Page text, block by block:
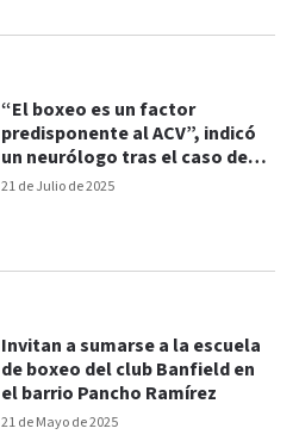
21 de Julio de 2025
“El boxeo es un factor
predisponente al ACV”, indicó
un neurólogo tras el caso de
“Locomotora” Oliveras
21 de Mayo de 2025
Invitan a sumarse a la escuela
de boxeo del club Banfield en
el barrio Pancho Ramírez